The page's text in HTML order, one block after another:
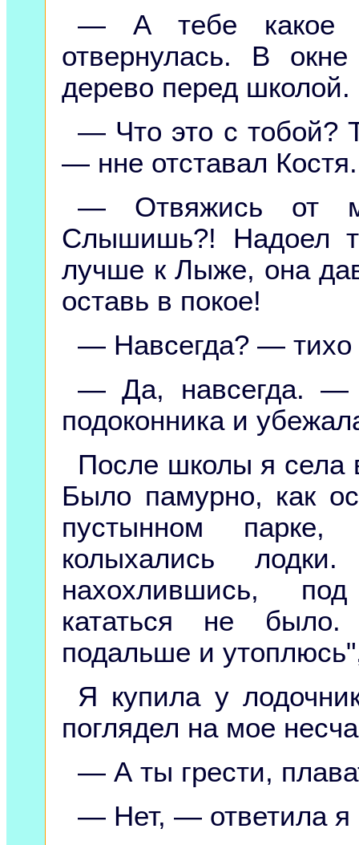
— А тебе какое
отвернулась. В
дерево перед школой.
— Что это с тобой?
— нне отставал Костя.
— Отвяжись от
Слышишь?! Надоел
лучше к Лыже, она
оставь в покое!
— Навсегда? — тихо
— Да, навсегда. —
подоконника и
После школы я села
Было памурно, как
пустынном
колыхались
нахохлившись,
кататься не было.
подальше и
Я купила у
поглядел на мое
— А ты грести,
— Нет, — ответила я